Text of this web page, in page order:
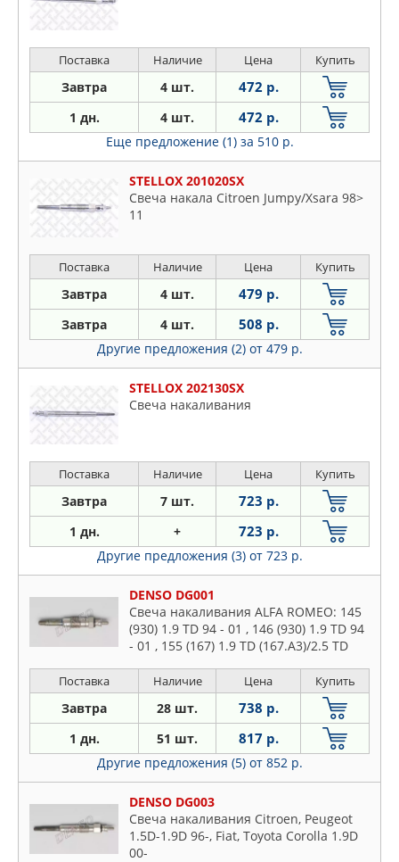
5008
Bipper
Expert
J5
Partner
Traveller
Поставка Наличие Цена Купить
Завтра 4 шт. 472 р.
1 дн. 4 шт. 472 р.
Еще предложение (1) за 510 р.
STELLOX 201020SX
Свеча накала Citroen Jumpy/Xsara 98>
11
Поставка Наличие Цена Купить
Завтра 4 шт. 479 р.
Завтра 4 шт. 508 р.
Другие предложения (2) от 479 р.
STELLOX 202130SX
Свеча накаливания
Поставка Наличие Цена Купить
Завтра 7 шт. 723 р.
1 дн. + 723 р.
Другие предложения (3) от 723 р.
DENSO DG001
Свеча накаливания ALFA ROMEO: 145
(930) 1.9 TD 94 - 01 , 146 (930) 1.9 TD 94
- 01 , 155 (167) 1.9 TD (167.A3)/2.5 TD
(164.K2A,
Поставка Наличие Цена Купить
Завтра 28 шт. 738 р.
1 дн. 51 шт. 817 р.
Другие предложения (5) от 852 р.
DENSO DG003
Свеча накаливания Citroen, Peugeot
1.5D-1.9D 96-, Fiat, Toyota Corolla 1.9D
00-